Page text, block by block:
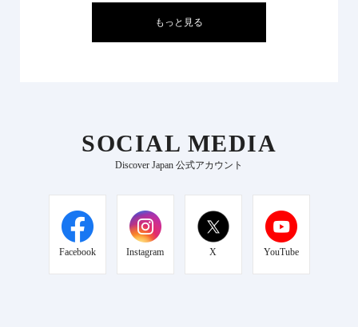
もっと見る
SOCIAL MEDIA
Discover Japan 公式アカウント
Facebook Instagram X YouTube